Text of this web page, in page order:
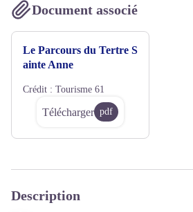
Document associé
Le Parcours du Tertre S
ainte Anne
Crédit : Tourisme 61
Télécharger pdf
Description